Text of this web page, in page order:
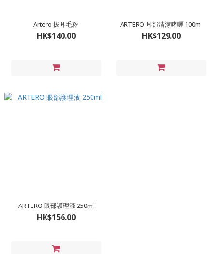
Artero 拔耳毛粉
HK$140.00
ARTERO 耳部清潔啫喱 100ml
HK$129.00
ARTERO 眼部護理液 250ml
HK$156.00